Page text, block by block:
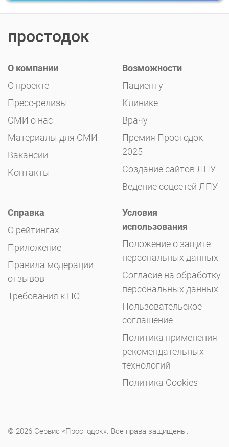
простодок
О компании
О проекте
Пресс-релизы
СМИ о нас
Материалы для СМИ
Вакансии
Контакты
Возможности
Пациенту
Клинике
Врачу
Премия Простодок
2025
Создание сайтов ЛПУ
Ведение соцсетей ЛПУ
Справка
О рейтингах
Приложение
Правила модерации
отзывов
Требования к ПО
Условия
использования
Положение о защите
персональных данных
Согласие на обработку
персональных данных
Пользовательское
соглашение
Политика применения
рекомендательных
технологий
Политика Cookies
© 2026 Сервис «Простодок». Все права защищены.